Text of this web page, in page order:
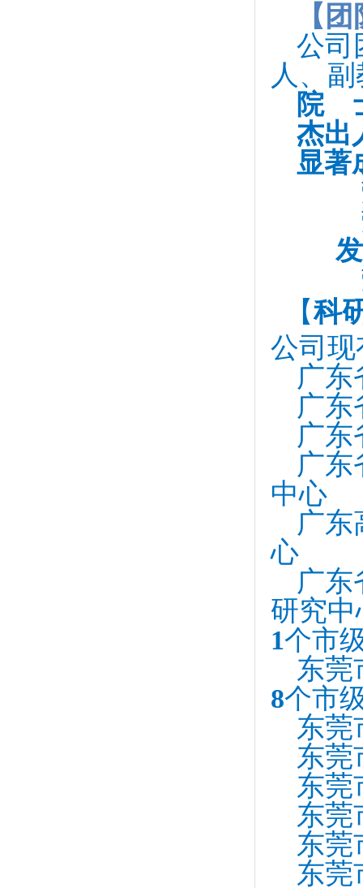
【
公司
人、
院
杰出
显著
【科
公司现
广东
广东
广东
广东
中心
广东
心
广东
研究中
1个市
东莞
8个市
东莞
东莞
东莞
东莞
东莞
东莞